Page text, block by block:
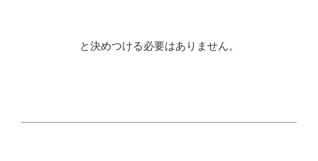
と決めつける必要はありません。